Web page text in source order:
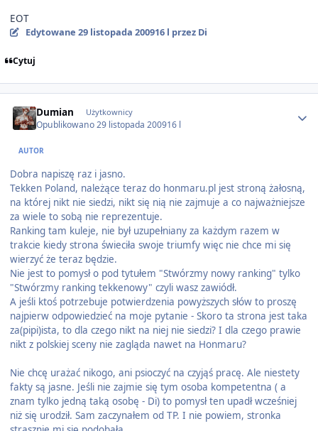
EOT
Edytowane 29 listopada 200916 l przez Di
Cytuj
Dumian Użytkownicy
Opublikowano29 listopada 200916 l
AUTOR
Dobra napiszę raz i jasno.
Tekken Poland, należące teraz do honmaru.pl jest stroną żałosną,
na której nikt nie siedzi, nikt się nią nie zajmuje a co najważniejsze
za wiele to sobą nie reprezentuje.
Ranking tam kuleje, nie był uzupełniany za każdym razem w
trakcie kiedy strona świeciła swoje triumfy więc nie chce mi się
wierzyć że teraz będzie.
Nie jest to pomysł o pod tytułem "Stwórzmy nowy ranking" tylko
"Stwórzmy ranking tekkenowy" czyli wasz zawiódł.
A jeśli ktoś potrzebuje potwierdzenia powyższych słów to proszę
najpierw odpowiedzieć na moje pytanie - Skoro ta strona jest taka
za(pipi)ista, to dla czego nikt na niej nie siedzi? I dla czego prawie
nikt z polskiej sceny nie zagląda nawet na Honmaru?
Nie chcę urażać nikogo, ani psioczyć na czyjąś pracę. Ale niestety
fakty są jasne. Jeśli nie zajmie się tym osoba kompetentna ( a
znam tylko jedną taką osobę - Di) to pomysł ten upadł wcześniej
niż się urodził. Sam zaczynałem od TP. I nie powiem, stronka